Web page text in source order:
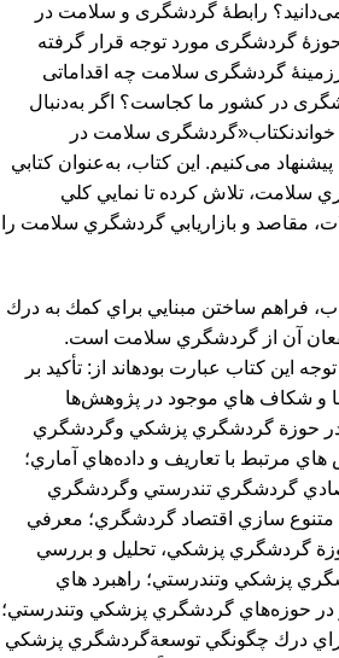
رابطۀ گردشگری و سلامت در
گردشگری مورد توجه قرار گرفته
گردشگری سلامت چه اقداماتی
در کشور ما کجاست؟ اگر به‌دنبال
سلامت در
می‌کنیم. این کتاب، به‌عنوان كتابي
سلامت، تلاش کرده تا نمايي كلي
مقاصد و بازاريابي گردشگري سلامت را
فراهم ساختن مبنايي براي كمك به درك
آن از گردشگري سلامت است.
مهم‌ترين موضوعات مورد توجه این کتاب عبارت بوده‎اند از: تأكيد بر
و شكاف ‌هاي موجود در پژوهش‌ها
حوزة گردشگري پزشكي وگردشگري
مرتبط با تعاريف و داده‌هاي آماري؛
گردشگري تندرستي وگردشگري
متنوع ‌سازي اقتصاد گردشگري؛ معرفي
گردشگري پزشكي، تحليل و بررسي
پزشكي وتندرستي؛ راهبرد هاي
در حوزه‌هاي گردشگري پزشكي وتندرستي؛
درك چگونگي توسعةگردشگري پزشكي